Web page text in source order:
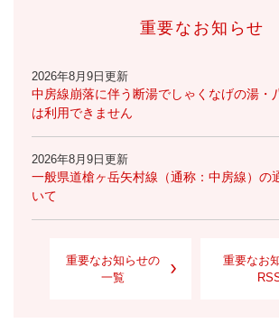
重要なお知らせ
2026年8月9日更新
中房線崩落に伴う断湯でしゃくなげの湯・
は利用できません
2026年8月9日更新
一般県道槍ヶ岳矢村線（通称：中房線）の
いて
重要なお知らせの
一覧
重要なお